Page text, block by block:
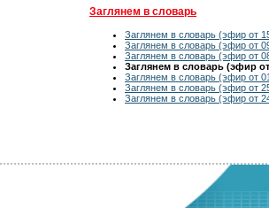
Заглянем в словарь
Заглянем в словарь (эфир от
Заглянем в словарь (эфир от
Заглянем в словарь (эфир от
Заглянем в словарь (эфир от
Заглянем в словарь (эфир от
Заглянем в словарь (эфир от
Заглянем в словарь (эфир от